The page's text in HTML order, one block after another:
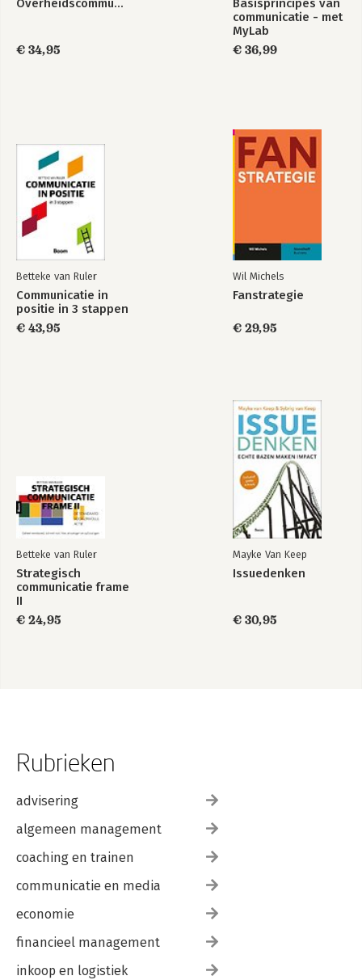
Overheidscommunicatie
€ 34,95
Basisprincipes van
communicatie - met
MyLab
€ 36,99
Betteke van Ruler
Communicatie in
positie in 3 stappen
€ 43,95
Wil Michels
Fanstrategie
€ 29,95
Betteke van Ruler
Strategisch
communicatie frame
II
€ 24,95
Mayke Van Keep
Issuedenken
€ 30,95
Rubrieken
advisering
algemeen management
coaching en trainen
communicatie en media
economie
financieel management
inkoop en logistiek